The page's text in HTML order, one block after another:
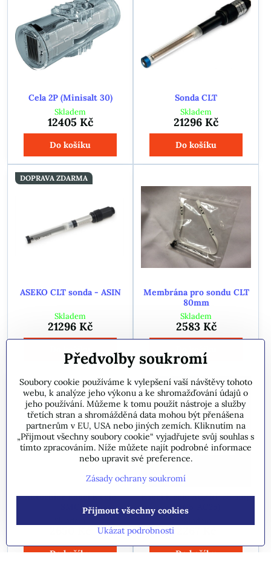
Cela 2P (Minisalt 30)
Skladem
12405 Kč
Do košíku
Sonda CLT
Skladem
21296 Kč
Do košíku
DOPRAVA ZDARMA
ASEKO CLT sonda - ASIN
Skladem
21296 Kč
Membrána pro sondu CLT
80mm
Skladem
2583 Kč
Autochlor Kabel k cele
Do košíku
Kabel k cele AC/RP 25 amp
( AC5-AC25)
Do košíku
Předvolby soukromí
Soubory cookie používáme k vylepšení vaší návštěvy tohoto
webu, k analýze jeho výkonu a ke shromažďování údajů o
jeho používání. Můžeme k tomu použít nástroje a služby
třetích stran a shromážděná data mohou být přenášena
partnerům v EU, USA nebo jiných zemích. Kliknutím na
„Přijmout všechny soubory cookie“ vyjadřujete svůj souhlas s
tímto zpracováním. Níže můžete najít podrobné informace
nebo upravit své preference.
Zásady ochrany soukromí
Ukázat podrobnosti
Přijmout všechny cookies